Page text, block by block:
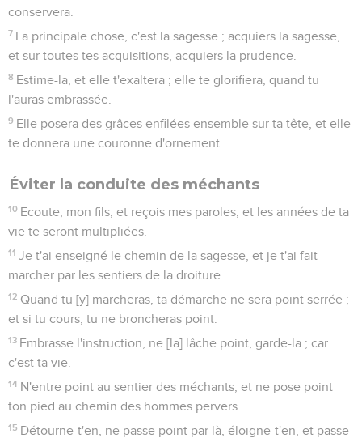
conservera.
7 La principale chose, c'est la sagesse ; acquiers la sagesse,
et sur toutes tes acquisitions, acquiers la prudence.
8 Estime-la, et elle t'exaltera ; elle te glorifiera, quand tu
l'auras embrassée.
9 Elle posera des grâces enfilées ensemble sur ta tête, et elle
te donnera une couronne d'ornement.
Éviter la conduite des méchants
10 Ecoute, mon fils, et reçois mes paroles, et les années de ta
vie te seront multipliées.
11 Je t'ai enseigné le chemin de la sagesse, et je t'ai fait
marcher par les sentiers de la droiture.
12 Quand tu [y] marcheras, ta démarche ne sera point serrée ;
et si tu cours, tu ne broncheras point.
13 Embrasse l'instruction, ne [la] lâche point, garde-la ; car
c'est ta vie.
14 N'entre point au sentier des méchants, et ne pose point
ton pied au chemin des hommes pervers.
15 Détourne-t'en, ne passe point par là, éloigne-t'en, et passe